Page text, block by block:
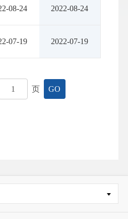
08-24 2022-08-24
07-19 2022-07-19
页 GO